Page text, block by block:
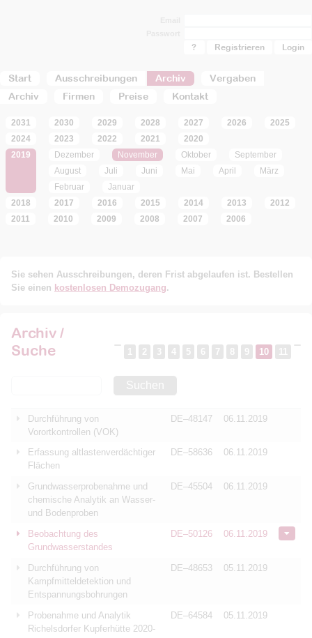
Start Ausschreibungen Archiv
Vergaben
Archiv
Firmen Preise Kontakt
? Registrieren
2031 2030 2029 2028 2027 2026
2025
2024
2023 2022 2021
2020
2019
Dezember November Oktober
September
August
Juli Juni Mai April
März
Februar
Januar
2018
2017 2016 2015 2014 2013
2012
2011
2010 2009 2008 2007 2006
Sie sehen Ausschreibungen, deren Frist abgelaufen ist. Bestellen
Sie einen kostenlosen Demozugang.
Archiv /
Suche
1 2 3 4 5 6 7 8 9 10 11
Suchen
Durchführung von
Vorortkontrollen (VOK)
DE–48147 06.11.2019
Erfassung altlastenverdächtiger
Flächen
DE–58636 06.11.2019
Grundwasserprobenahme und
chemische Analytik an Wasser-
und Bodenproben
DE–45504 06.11.2019
Beobachtung des
Grundwasserstandes
DE–50126 06.11.2019
Durchführung von
Kampfmitteldetektion und
Entspannungsbohrungen
DE–48653 05.11.2019
Probenahme und Analytik
Richelsdorfer Kupferhütte 2020-
DE–64584 05.11.2019